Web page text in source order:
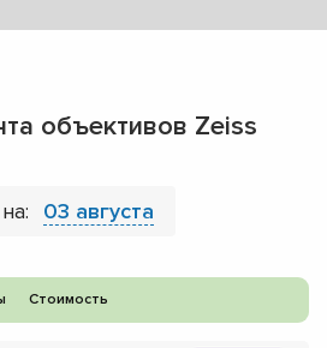
объективов Zeiss
03 августа
Стоимость